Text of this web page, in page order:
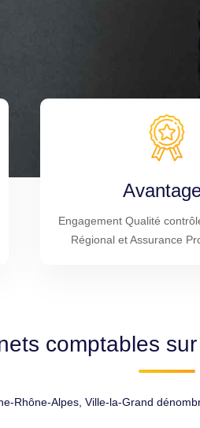
Engagement Qualité
Régional et Assurance
comptables
Rhône-Alpes, Ville-la-Grand